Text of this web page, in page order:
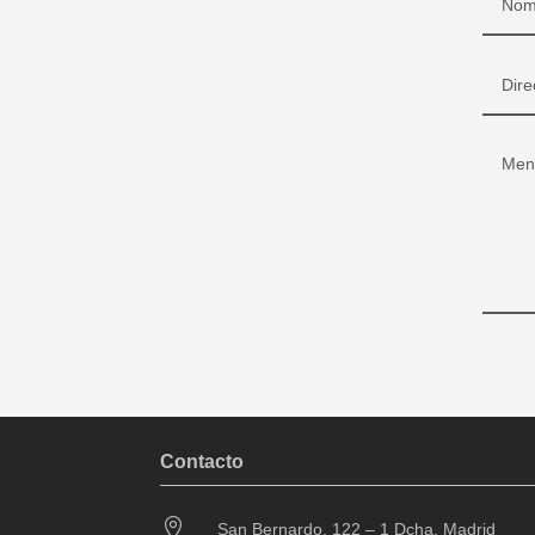
Contacto
 San Bernardo, 122 – 1 Dcha. Madrid